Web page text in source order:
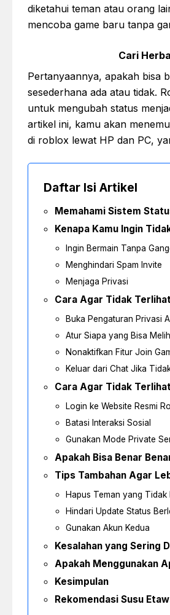
diketahui teman atau orang
mencoba game baru tanpa
Cari
Pertanyaannya, apakah bisa
sesederhana ada atau tidak.
untuk mengubah status
artikel ini, kamu akan
di roblox lewat HP dan PC,
Daftar Isi Artikel
Memahami Sistem
Kenapa Kamu Ingin
Ingin Bermain Tanpa
Menghindari Spam Invite
Menjaga Privasi
Cara Agar Tidak
Buka Pengaturan Privasi
Atur Siapa yang Bisa
Nonaktifkan Fitur Join
Keluar dari Chat Jika
Cara Agar Tidak
Login ke Website Resmi
Batasi Interaksi Sosial
Gunakan Mode Private
Apakah Bisa Benar
Tips Tambahan Agar
Hapus Teman yang Tidak
Hindari Update Status
Gunakan Akun Kedua
Kesalahan yang Sering
Apakah Menggunakan
Kesimpulan
Rekomendasi Susu